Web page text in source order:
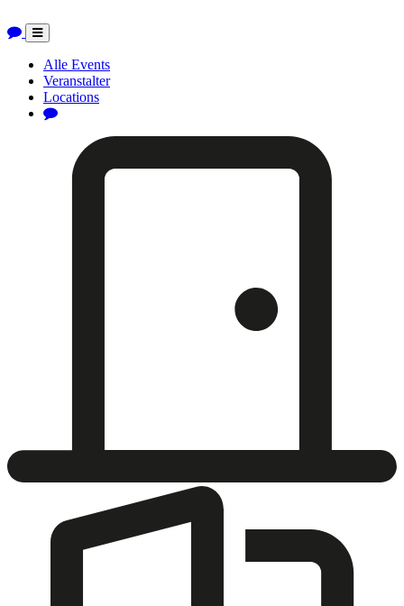
Toggle
navigation
Alle Events
Veranstalter
Locations